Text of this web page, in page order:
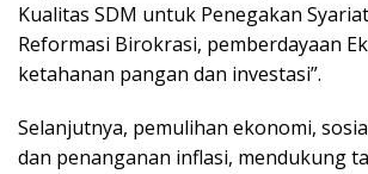
Kualitas SDM untuk Penegakan
Reformasi Birokrasi, pemberdayaan
ketahanan pangan dan investasi”.
Selanjutnya, pemulihan ekonomi,
dan penanganan inflasi, mendukung